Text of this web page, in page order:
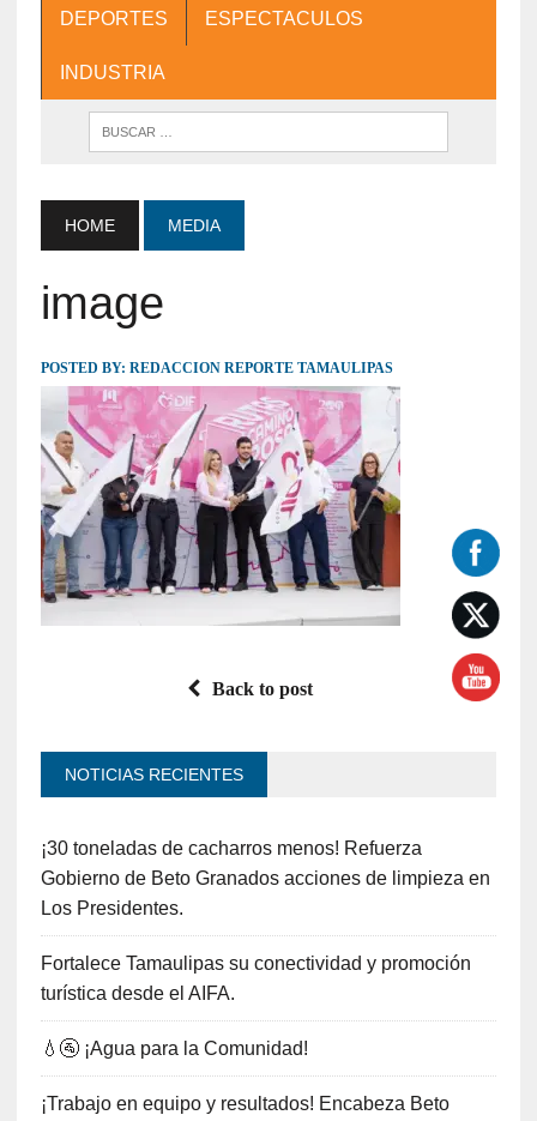
DEPORTES ESPECTACULOS
INDUSTRIA
HOME MEDIA
image
POSTED BY: REDACCION REPORTE TAMAULIPAS
Back to post
NOTICIAS RECIENTES
¡30 toneladas de cacharros menos! Refuerza
Gobierno de Beto Granados acciones de limpieza en
Los Presidentes.
Fortalece Tamaulipas su conectividad y promoción
turística desde el AIFA.
💧🚰 ¡Agua para la Comunidad!
¡Trabajo en equipo y resultados! Encabeza Beto